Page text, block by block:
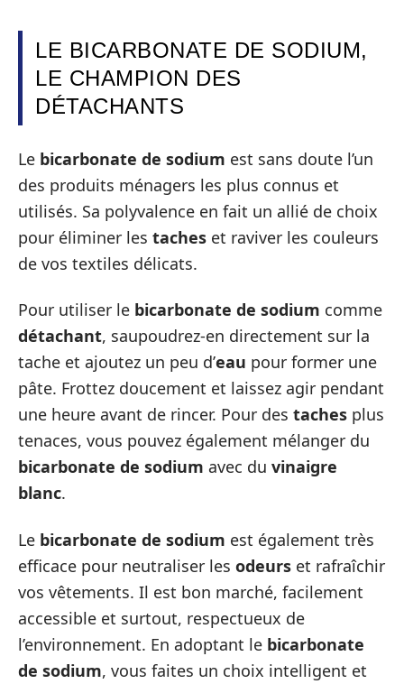
LE BICARBONATE DE SODIUM,
LE CHAMPION DES
DÉTACHANTS
Le bicarbonate de sodium est sans doute l’un
des produits ménagers les plus connus et
utilisés. Sa polyvalence en fait un allié de choix
pour éliminer les taches et raviver les couleurs
de vos textiles délicats.
Pour utiliser le bicarbonate de sodium comme
détachant, saupoudrez-en directement sur la
tache et ajoutez un peu d’eau pour former une
pâte. Frottez doucement et laissez agir pendant
une heure avant de rincer. Pour des taches plus
tenaces, vous pouvez également mélanger du
bicarbonate de sodium avec du vinaigre
blanc.
Le bicarbonate de sodium est également très
efficace pour neutraliser les odeurs et rafraîchir
vos vêtements. Il est bon marché, facilement
accessible et surtout, respectueux de
l’environnement. En adoptant le bicarbonate
de sodium, vous faites un choix intelligent et